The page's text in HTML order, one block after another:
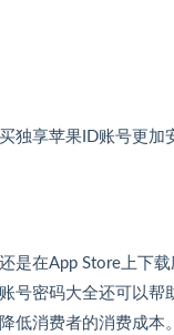
独享苹果ID账号更加
是在App Store上下载
号密码大全还可以帮
低消费者的消费成本。